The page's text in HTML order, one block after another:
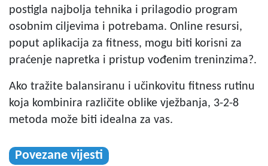
postigla najbolja tehnika i prilagodio program
osobnim ciljevima i potrebama. Online resursi,
poput aplikacija za fitness, mogu biti korisni za
praćenje napretka i pristup vođenim treninzima?.
Ako tražite balansiranu i učinkovitu fitness rutinu
koja kombinira različite oblike vježbanja, 3-2-8
metoda može biti idealna za vas.
Povezane vijesti